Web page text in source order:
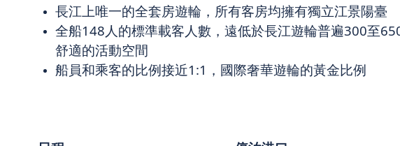
長江上唯一的全套房遊輪，所有客房均擁有獨立江景陽臺
全船148人的標準載客人數，遠低於長江遊輪普遍300至
舒適的活動空間
船員和乘客的比例接近1:1，國際奢華遊輪的黃金比例